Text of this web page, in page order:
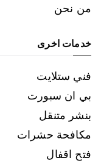
من نحن
خدمات اخرى
فني ستلايت
بي ان سبورت
بنشر متنقل
مكافحة حشرات
فتح اقفال